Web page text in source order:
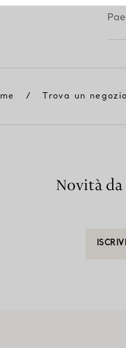
/ Trova un negozio
Novità